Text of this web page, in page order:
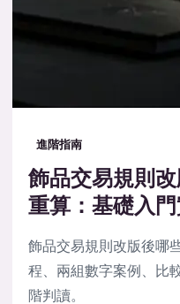
進階指南
飾品交易規則
重算：基礎入
飾品交易規則改版後哪
程、兩組數字案例、比
階判讀。